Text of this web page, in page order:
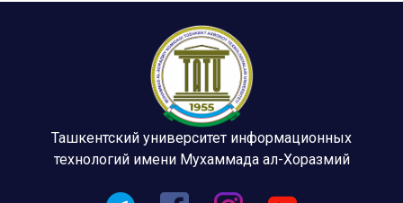
Ташкентский университет информационных
технологий имени Мухаммада ал-Хоразмий